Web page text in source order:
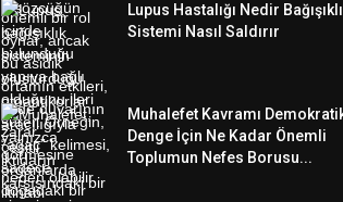
Lupus Hastalığı Nedir
Sistemi Nasıl Saldırır
Muhalefet Kavramı
Denge İçin Ne Kadar Önemli
Toplumun Nefes Borusu...